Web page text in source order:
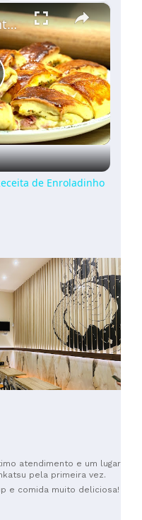
×
Joelho de Presunto e Queijo: Receita de Enroladinho Fofinho
de Enroladinho
atendimento e um lugar
pela primeira vez.
e comida muito deliciosa!